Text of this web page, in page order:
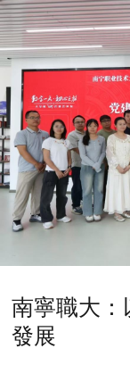
南寧職大：
發展